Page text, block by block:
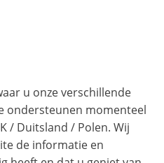
u onze verschillende
ondersteunen momenteel
/ Duitsland / Polen. Wij
de informatie en